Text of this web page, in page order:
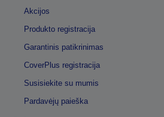
Akcijos
Produkto registracija
Garantinis patikrinimas
CoverPlus registracija
Susisiekite su mumis
Pardavėjų paieška